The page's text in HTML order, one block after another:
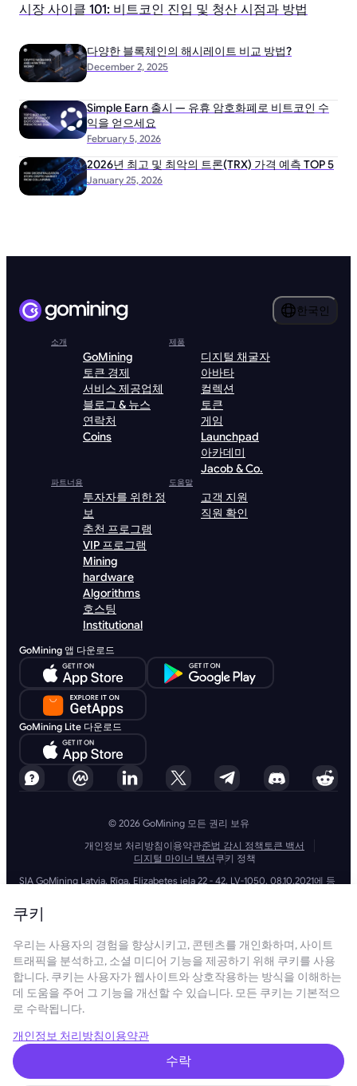
시장 사이클 101: 비트코인 진입 및 청산 시점과 방법
December 2, 2025
다양한 블록체인의 해시레이트 비교 방법?
February 5, 2026
Simple Earn 출시 — 유휴 암호화폐로 비트코인 수
익을 얻으세요
January 25, 2026
2026년 최고 및 최악의 트론(TRX) 가격 예측 TOP 5
한국인
소개
GoMining
토큰 경제
서비스 제공업체
블로그 & 뉴스
연락처
Coins
제품
디지털 채굴자
아바타
컬렉션
토큰
게임
Launchpad
아카데미
Jacob & Co.
파트너용
투자자를 위한 정
보
추천 프로그램
VIP 프로그램
Mining
hardware
Algorithms
호스팅
Institutional
도움말
고객 지원
직원 확인
GoMining 앱 다운로드
GoMining Lite 다운로드
© 2026 GoMining 모든 권리 보유
개인정보 처리방침 이용약관준법 감시 정책토큰 백서
디지털 마이너 백서 쿠키 정책
SIA GoMining Latvia, Rīga, Elizabetes iela 22 - 42, LV-1050, 08.10.2021에 등
GoMining (BVI) Limited, Trinity Chambers, PO Box 4301, Road Town,
Tortola, British Virgin Islands, BVI company number: 2110978
Islands VG 1110
GoMining (British Virgin Islands) Limited, SIA GoMining Latvia 및 BMINE
BVI LIMITED는 모든 해당 법률 및 규정을 완전히 준수하며 자금 세탁, 테러 자
금 조달 및 확산 금융 방지에 전념합니다. 당사는 모든 관련 자금 세탁 방지
및 테러 자금 조달 의무뿐만 아니라 확산 금융 방지 조치를 엄격하게 준수하
여 운영 및 서비스의 무결성과 보안을 유지하는 최고 수준의 표준을 준수합
GoMining (Cyprus) Limited, a company, incorporated, organized and
existing under the laws of Cyprus with registration number HE 450955,
having its registered address at 28 Oktovriou, 339, TRILOGY EAST
TOWER, 3rd floor, Flat/Office 305, 3106, Limassol, Cyprus.
쿠키
우리는 사용자의 경험을 향상시키고, 콘텐츠를 개인화하며, 사이트
트래픽을 분석하고, 소셜 미디어 기능을 제공하기 위해 쿠키를 사용
합니다. 쿠키는 사용자가 웹사이트와 상호작용하는 방식을 이해하는
데 도움을 주어 그 기능을 개선할 수 있습니다. 모든 쿠키는 기본적으
로 수락됩니다.
개인정보 처리방침이용약관
수락